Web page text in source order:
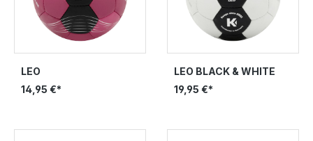
LEO
14,95 €*
LEO BLACK & WHITE
19,95 €*